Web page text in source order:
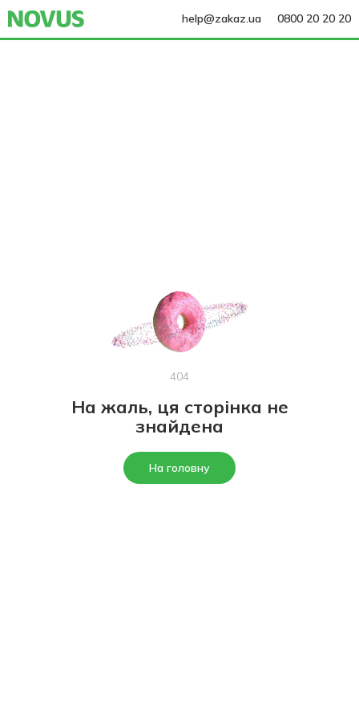
help@zakaz.ua 0800 20 20 20
404
На жаль, ця сторінка не
знайдена
На головну